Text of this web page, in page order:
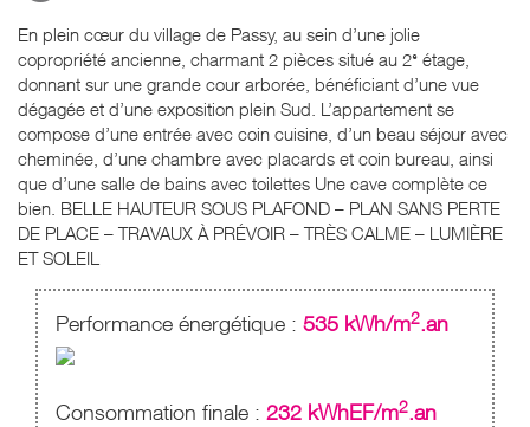
En plein cœur du village de Passy, au sein d’une jolie
copropriété ancienne, charmant 2 pièces situé au 2ᵉ étage,
donnant sur une grande cour arborée, bénéficiant d’une vue
dégagée et d’une exposition plein Sud. L’appartement se
compose d’une entrée avec coin cuisine, d’un beau séjour avec
cheminée, d’une chambre avec placards et coin bureau, ainsi
que d’une salle de bains avec toilettes Une cave complète ce
bien. BELLE HAUTEUR SOUS PLAFOND – PLAN SANS PERTE
DE PLACE – TRAVAUX À PRÉVOIR – TRÈS CALME – LUMIÈRE
ET SOLEIL
Performance énergétique : 535 kWh/m2.an
Consommation finale : 232 kWhEF/m2.an